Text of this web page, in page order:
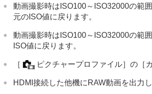
タッチ機能を使う
シャッターの設定
ズームする
フラッシュを使う
手ブレを補正する
ノイズリダクション
動画撮影時はISO100～ISO32000の範
元のISO値に戻ります。
動画撮影時はISO100～ISO32000の範
ISO値に戻ります。
［ ピクチャープロファイル］ の［
HDMI接続した他機にRAW動画を出力